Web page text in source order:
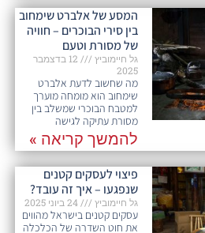
המסע של אלברט שימחוב
בין סירי הבוכרים – חוויה
של מסורת וטעם
גל חיימוביץ
12 בדצמבר
2025
מה שחשוב לדעת אלברט
שימחוב הוא מומחה מוערך
למטבח הבוכרי שמשלב בין
מסורת עתיקה לגישה
להמשך קריאה »
פיצוי לעסקים קטנים
שנפגעו – איך זה עובד?
גל חיימוביץ 24 ביוני 2025
עסקים קטנים בישראל מהווים
את חוט השדרה של הכלכלה